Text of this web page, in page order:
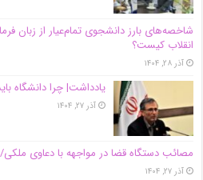
شاخصه‌های بارز دانشجوی تمام‌عیار از زبان
انقلاب کیست؟
آذر ۲۸, ۱۴۰۴
یادداشت| چرا دانشگاه
آذر ۲۷, ۱۴۰۴
مصائب دستگاه قضا در مواجهه با دعاوی
آذر ۲۷, ۱۴۰۴